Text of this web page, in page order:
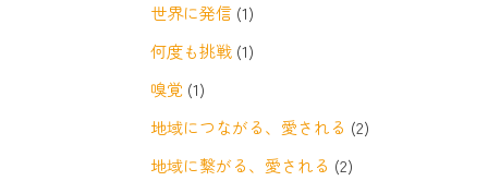
世界に発信 (1)
何度も挑戦 (1)
嗅覚 (1)
地域につながる、愛される (2)
地域に繋がる、愛される (2)